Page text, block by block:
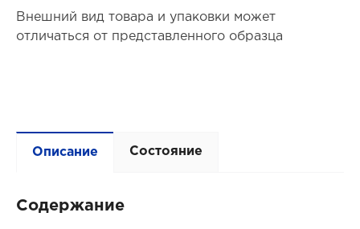
Внешний вид товара и упаковки может
отличаться от представленного образца
Описание Состояние
Содержание